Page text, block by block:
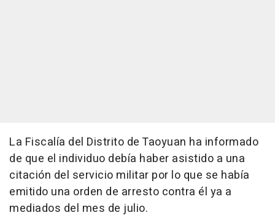
La Fiscalía del Distrito de Taoyuan ha informado
de que el individuo debía haber asistido a una
citación del servicio militar por lo que se había
emitido una orden de arresto contra él ya a
mediados del mes de julio.